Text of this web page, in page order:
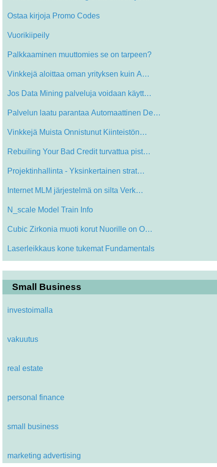
Ostaa kirjoja Promo Codes
Vuorikiipeily
Palkkaaminen muuttomies se on tarpeen?
Vinkkejä aloittaa oman yrityksen kuin A…
Jos Data Mining palveluja voidaan käytt…
Palvelun laatu parantaa Automaattinen De…
Vinkkejä Muista Onnistunut Kiinteistön…
Rebuiling Your Bad Credit turvattua pist…
Projektinhallinta - Yksinkertainen strat…
Internet MLM järjestelmä on silta Verk…
N_scale Model Train Info
Cubic Zirkonia muoti korut Nuorille on O…
Laserleikkaus kone tukemat Fundamentals
Small Business
investoimalla
vakuutus
real estate
personal finance
small business
marketing advertising